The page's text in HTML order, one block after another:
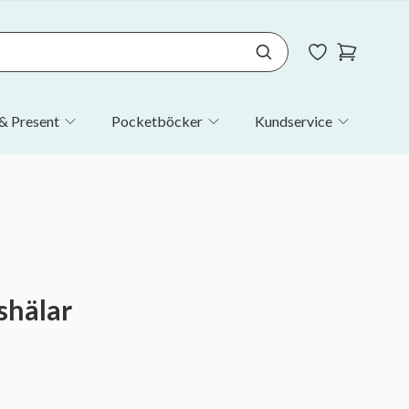
Present Pocketböcker Kundservice